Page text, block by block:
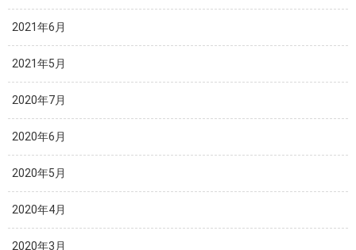
2021年6月
2021年5月
2020年7月
2020年6月
2020年5月
2020年4月
2020年3月